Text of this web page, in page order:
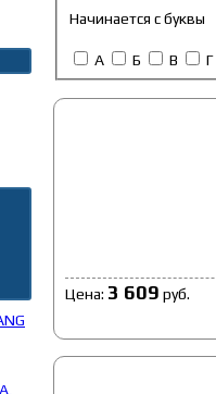
Начинается с буквы
А Б В Г
Цена: 3 609 руб.